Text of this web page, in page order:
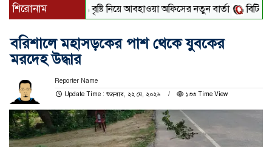
শিরোনাম বৃষ্টি নিয়ে আবহাওয়া অফিসের নতুন বার্তা বিটিভির নতুন
বরিশালে মহাসড়কের পাশ থেকে যুবকের
মরদেহ উদ্ধার
Reporter Name
Update Time : শুক্রবার, ২২ মে, ২০২৬
১৩৩ Time View